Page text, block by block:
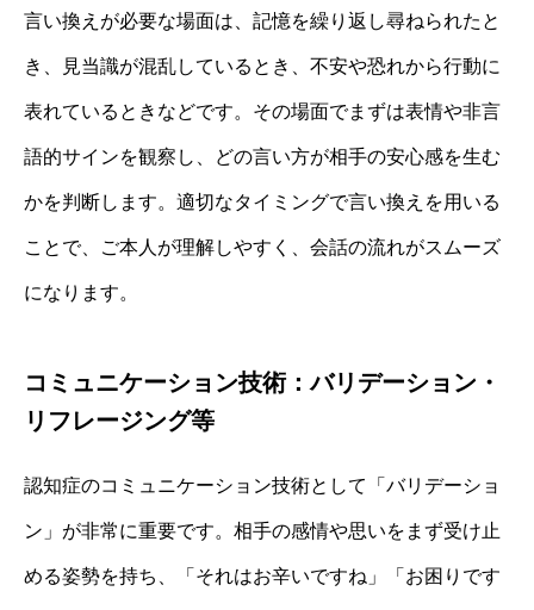
言い換えが必要な場面は、記憶を繰り返し尋ねられたと
き、見当識が混乱しているとき、不安や恐れから行動に
表れているときなどです。その場面でまずは表情や非言
語的サインを観察し、どの言い方が相手の安心感を生む
かを判断します。適切なタイミングで言い換えを用いる
ことで、ご本人が理解しやすく、会話の流れがスムーズ
になります。
コミュニケーション技術：バリデーション・
リフレージング等
認知症のコミュニケーション技術として「バリデーショ
ン」が非常に重要です。相手の感情や思いをまず受け止
める姿勢を持ち、「それはお辛いですね」「お困りです